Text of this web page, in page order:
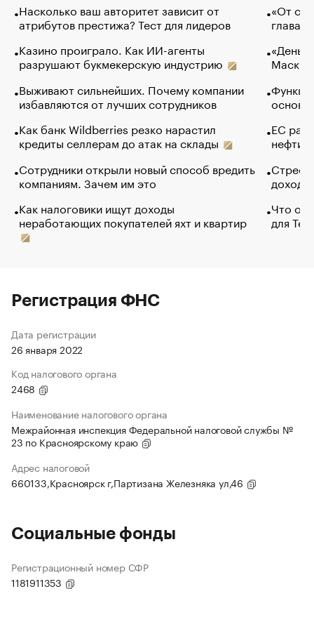
Насколько ваш авторитет зависит от
атрибутов престижа? Тест для лидеров
Казино проиграло. Как ИИ-агенты
разрушают букмекерскую индустрию
Выживают сильнейших. Почему компании
избавляются от лучших сотрудников
Как банк Wildberries резко нарастил
кредиты селлерам до атак на склады
Сотрудники открыли новый способ вредить
компаниям. Зачем им это
Как налоговики ищут доходы
неработающих покупателей яхт и квартир
«От
глава
Маск в
основ
ЕС
нефти
Что
для
Регистрация ФНС
Дата регистрации
26 января 2022
Код налогового органа
2468
Наименование налогового органа
Межрайонная инспекция Федеральной налоговой службы №
23 по Красноярскому краю
Адрес налоговой
660133,Красноярск г,Партизана Железняка ул,46
Социальные фонды
Регистрационный номер СФР
1181911353